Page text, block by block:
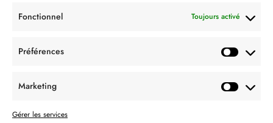
Fonctionnel Toujours activé
Préférences
Marketing
Gérer les services